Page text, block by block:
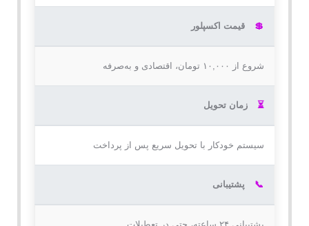
💲 قیمت اکسپلور
شروع از ۱۰,۰۰۰ تومان، اقتصادی و به‌صرفه
⏳ زمان تحویل
سیستم خودکار با تحویل سریع پس از پرداخت
📞 پشتیبانی